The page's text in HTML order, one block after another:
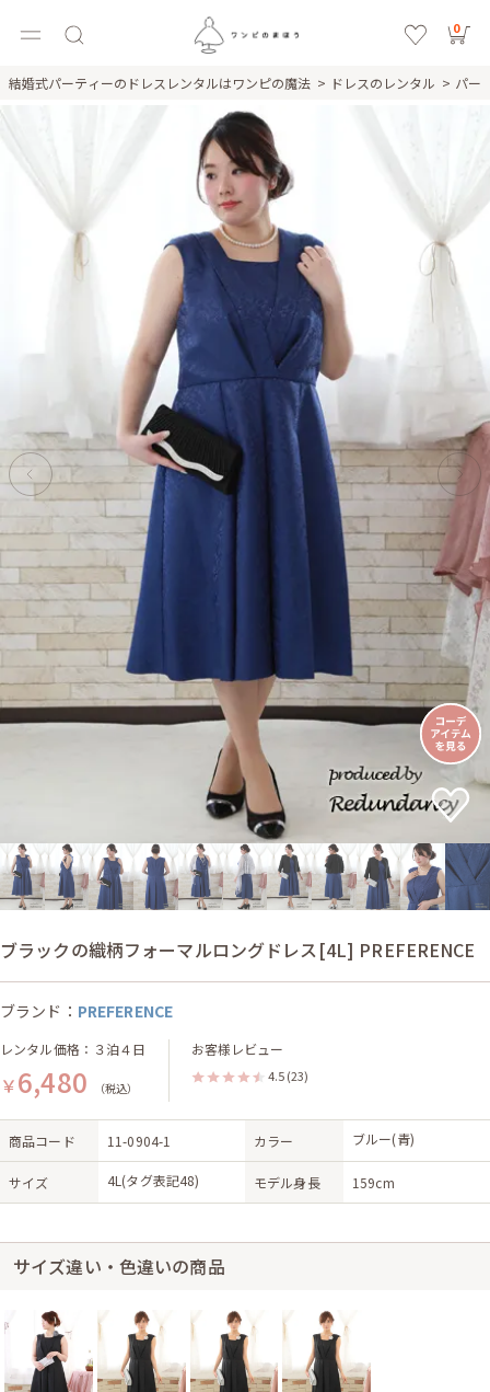
0
結婚式パーティーのドレスレンタルはワンピの魔法 ドレスのレンタル パー
ブラックの織柄フォーマルロングドレス[4L] PREFERENCE
ブランド： PREFERENCE
レンタル価格：３泊４日
￥6,480 （税込）
お客様レビュー
4.5 (23)
商品コード 11-0904-1 カラー ブルー(青)
サイズ 4L(タグ表記48) モデル身長 159cm
サイズ違い・色違いの商品